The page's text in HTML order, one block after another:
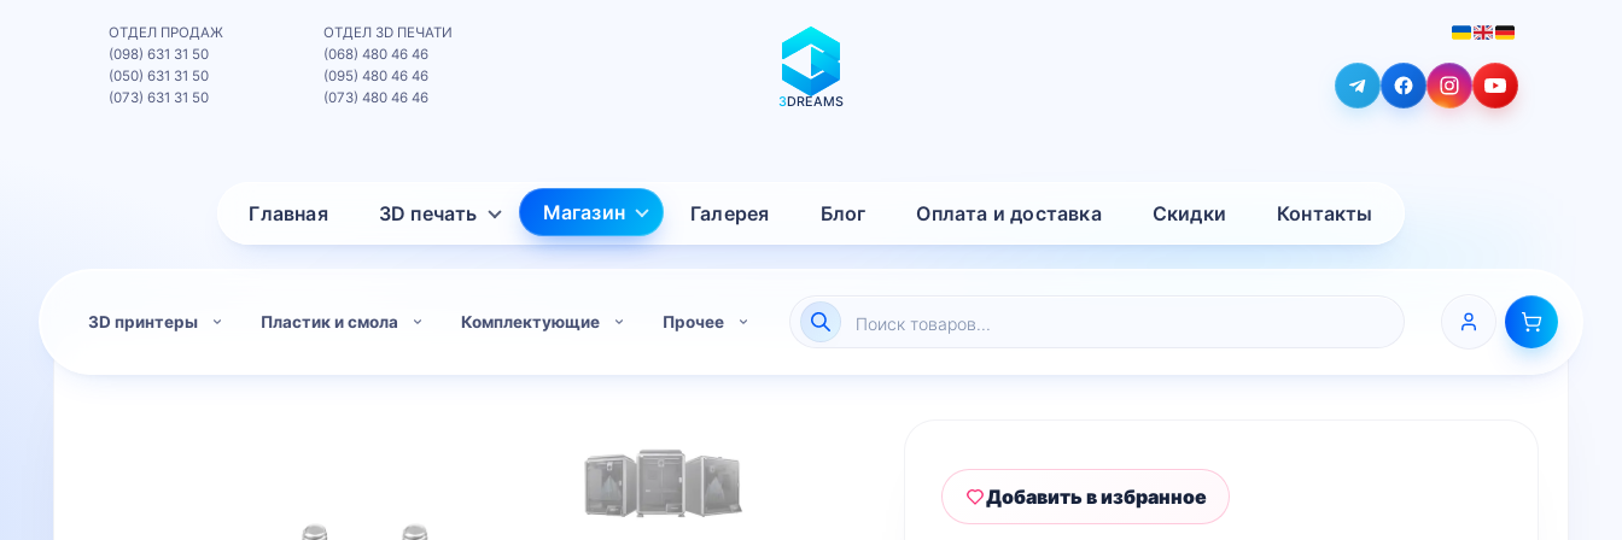
3DREAMS
Главная 3D печать Магазин Галерея Блог Оплата и доставка Скидки Контакты
ОТДЕЛ ПРОДАЖ
(098) 631 31 50
(050) 631 31 50
(073) 631 31 50
ОТДЕЛ 3D ПЕЧАТИ
(068) 480 46 46
(095) 480 46 46
(073) 480 46 46
3D принтеры Пластик и смола Комплектующие Прочее Поиск
Добавить в избранное